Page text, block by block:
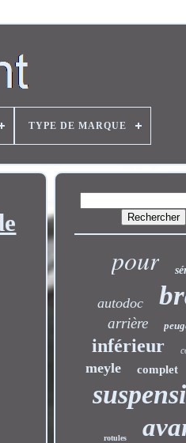
TYPE DE MARQUE
pour
autodoc
arrière
inférieur
meyle complet
rotules